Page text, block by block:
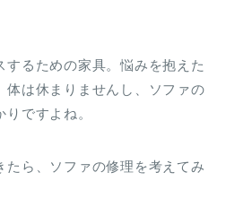
るための家具。悩みを抱えた
体は休まりませんし、ソファの
ですよね。
たら、ソファの修理を考えてみ